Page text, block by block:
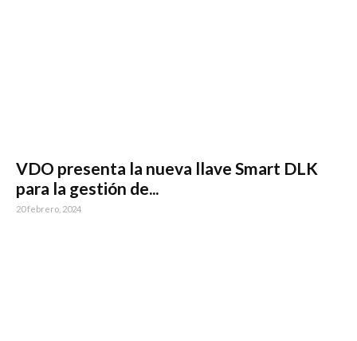
VDO presenta la nueva llave Smart DLK
para la gestión de...
20 febrero, 2024